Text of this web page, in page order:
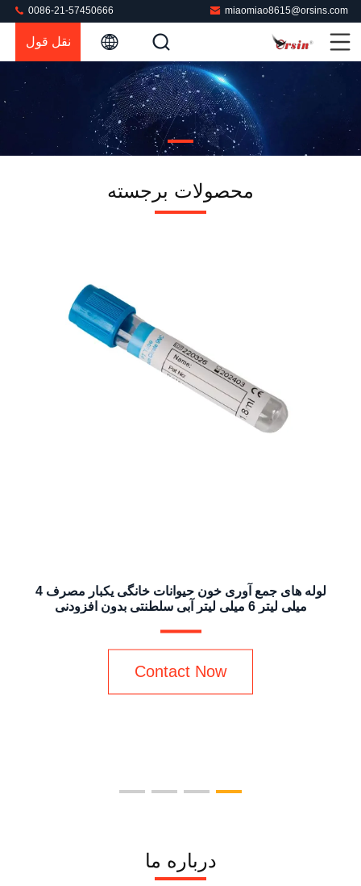
miaomiao8615@orsins.com
0086-21-57450666
نقل قول
محصولات برجسته
لوله های جمع آوری خون حیوانات خانگی یکبار مصرف 4
میلی لیتر 6 میلی لیتر آبی سلطنتی بدون افزودنی
Contact Now
درباره ما